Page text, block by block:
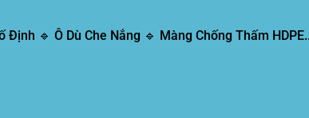
Định 🔹 Ô Dù Che Nắng 🔹 Màng Chống Thấm